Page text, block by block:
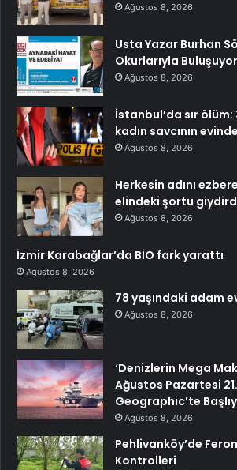
Ağustos 8, 2026
Usta Yazar Burhan
Okurlarıyla Buluşuyor
Ağustos 8, 2026
İstanbul’da sır ölüm:
kadın savcının
Ağustos 8, 2026
Herkesin adını
elindeki şortu
Ağustos 8, 2026
İzmir Karabağlar’da BİO fark yarattı
Ağustos 8, 2026
78 yaşındaki adam
Ağustos 8, 2026
‘Denizlerin Mega
Ağustos Pazartesi
Geographic’te
Ağustos 8, 2026
Pehlivanköy’de
Kontrolleri